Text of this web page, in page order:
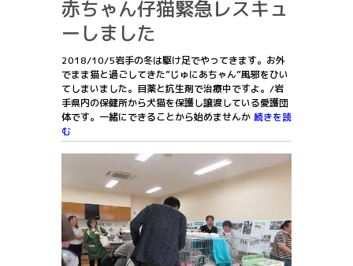
赤ちゃん仔猫緊急レスキュ
ーしました
2018/10/5岩手の冬は駆け足でやってきます。お外
でまま猫と過ごしてきた”じゅにあちゃん”風邪をひい
てしまいました。目薬と抗生剤で治療中ですよ。/岩
手県内の保健所から犬猫を保護し譲渡している愛護団
体です。一緒にできることから始めませんか 続きを読
む